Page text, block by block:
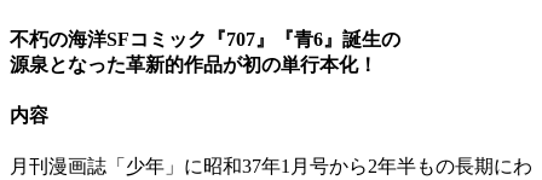
不朽の海洋SFコミック『707』『青6』誕生の
源泉となった革新的作品が初の単行本化！
内容
月刊漫画誌「少年」に昭和37年1月号から2年半もの長期にわ